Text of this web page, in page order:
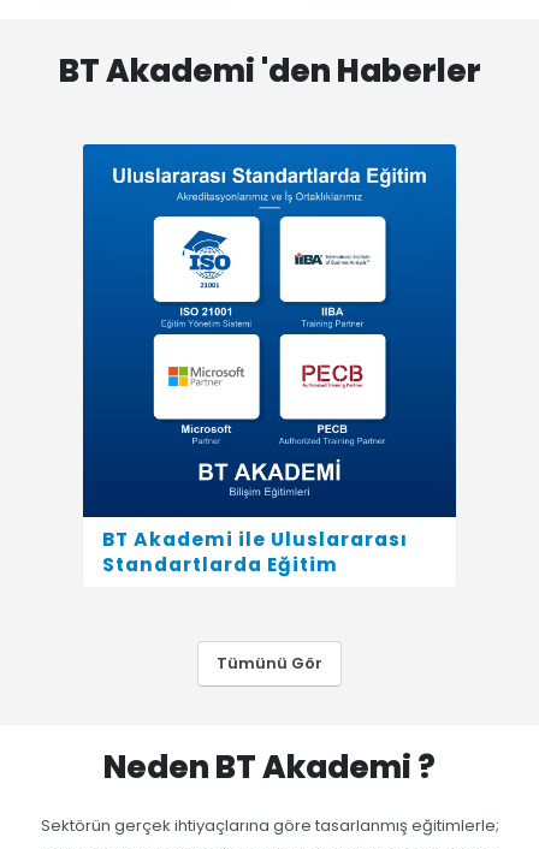
BT Akademi'den Haberler
BT Akademi ile Uluslararası
Standartlarda Eğitim
Tümünü Gör
NedenBT Akademi?
Sektörün gerçek ihtiyaçlarına göre tasarlanmış eğitimlerle;